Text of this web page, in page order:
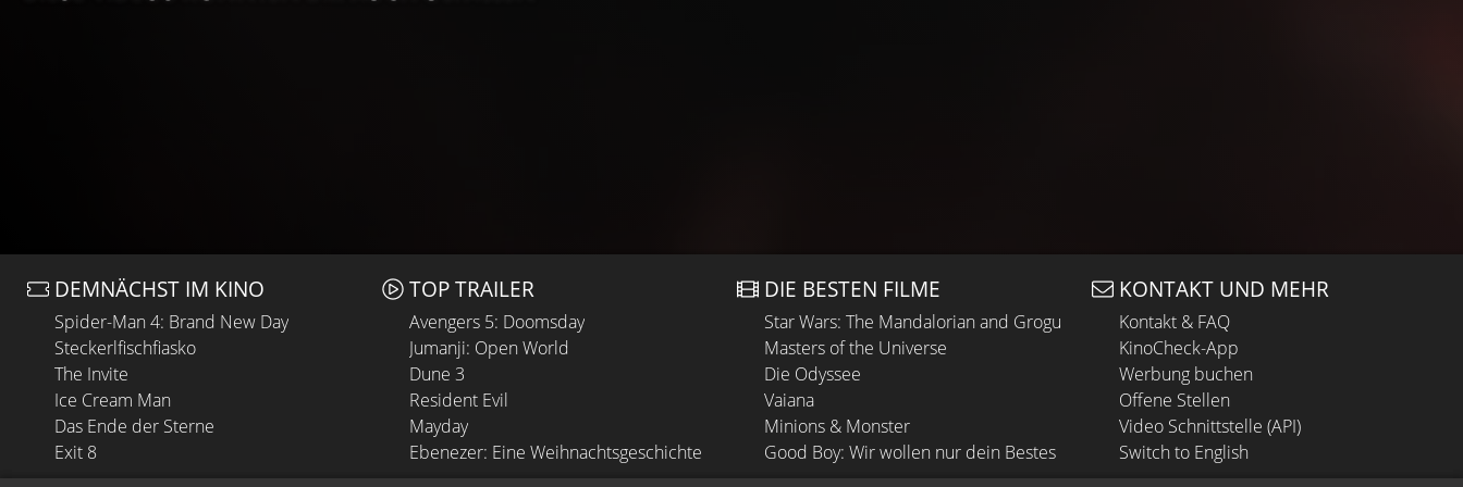
DEMNÄCHST IM KINO
Spider-Man 4: Brand New Day
Steckerlfischfiasko
The Invite
Ice Cream Man
Das Ende der Sterne
Exit 8
TOP TRAILER
Avengers 5: Doomsday
Jumanji: Open World
Dune 3
Resident Evil
Mayday
Ebenezer: Eine Weihnachtsgeschichte
DIE BESTEN FILME
Star Wars: The Mandalorian and Grogu
Masters of the Universe
Die Odyssee
Vaiana
Minions & Monster
Good Boy: Wir wollen nur dein Bestes
KONTAKT UND MEHR
Kontakt & FAQ
KinoCheck-App
Werbung buchen
Offene Stellen
Video Schnittstelle (API)
Switch to English